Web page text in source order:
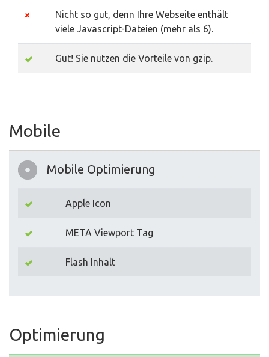
Nicht so gut, denn Ihre Webseite enthält
viele Javascript-Dateien (mehr als 6).
Gut! Sie nutzen die Vorteile von gzip.
Mobile
Mobile Optimierung
Apple Icon
META Viewport Tag
Flash Inhalt
Optimierung